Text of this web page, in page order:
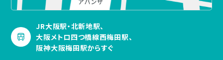
JR大阪駅・北新地駅、
大阪メトロ四つ橋線西梅田駅、
阪神大阪梅田駅からすぐ